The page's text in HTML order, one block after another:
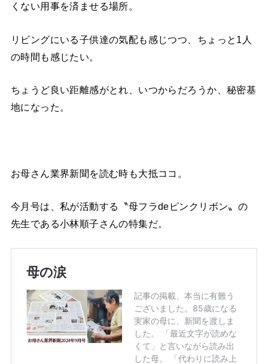
くない用事を済ませる場所。
リビングにいる子供達の気配も感じつつ、ちょっと1人
の時間も感じたい。
ちょうど良い距離感がとれ、いつからだろうか、秘密基
地になった。
お母さん業界新聞を読む時も大抵ココ。
今月号は、私が活動する〝母フラdeピンクリボン〟の
先生である小林順子さんの特集だ。